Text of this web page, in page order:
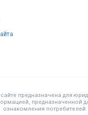
предназначена для
предназначенной
ознакомления потребителей.